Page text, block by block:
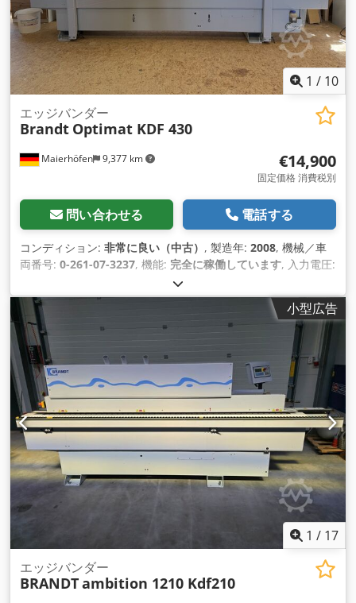
1 / 10
Maierhöfen 9,377 km
エッジバンダー
Brandt Optimat KDF 430
€14,900
固定価格 消費税別
問い合わせる 電話する
コンディション: 非常に良い（中古） , 製造年: 2008, 機械／車
両番号: 0-261-07-3237, 機能: 完全に稼働しています, 入力電圧:
, ワークピース高さ（最大）:
大）:6 mm, 高さ調整タイプ:機械式, 作動方式:電気, 全高:
1,580 mm
, 総重量:1,630
kg（キログラム）
CEマーキング, ドキュメント / マニュ
アル,
小型広告
1 / 17
エッジバンダー
BRANDTambition 1210 Kdf210